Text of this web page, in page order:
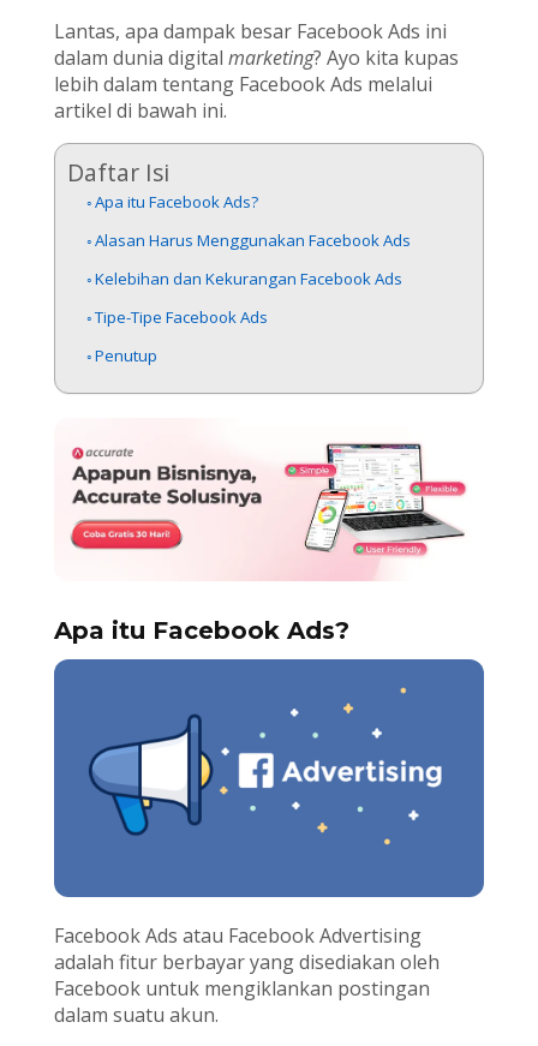
Lantas, apa dampak besar Facebook Ads ini
dalam dunia digital marketing? Ayo kita kupas
lebih dalam tentang Facebook Ads melalui
artikel di bawah ini.
Daftar Isi
Apa itu Facebook Ads?
Alasan Harus Menggunakan Facebook Ads
Kelebihan dan Kekurangan Facebook Ads
Tipe-Tipe Facebook Ads
Penutup
Apa itu Facebook Ads?
Facebook Ads atau Facebook Advertising
adalah fitur berbayar yang disediakan oleh
Facebook untuk mengiklankan postingan
dalam suatu akun.